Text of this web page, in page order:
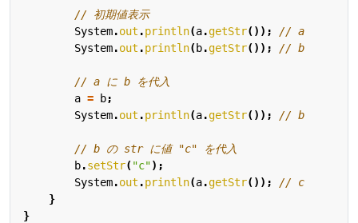
// 初期値表示
System.out .println(a.getStr());
// a
System.out .println(b.getStr()); // b
// a に b を代入
a = b;
System.out .println(a.getStr()); // b
// b の str に値 "c" を代入
b.setStr("c");
System.out .println(a.getStr());
// c
}
}